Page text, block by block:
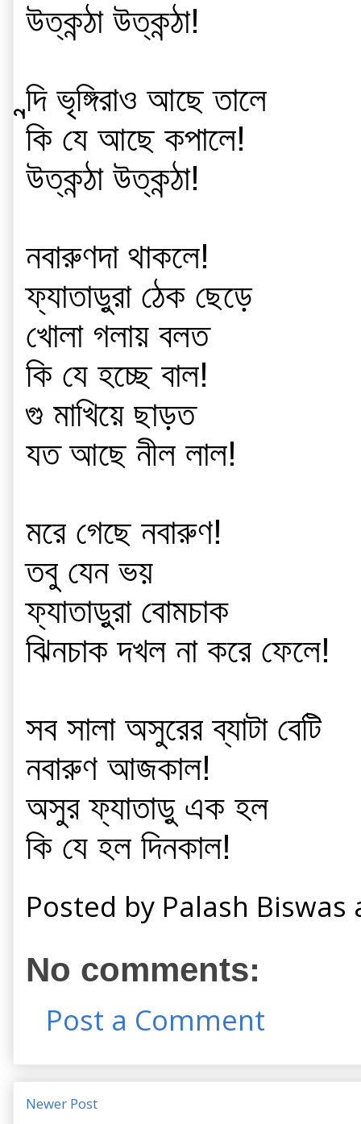
উত্কন্ঠা উত্কন্ঠা!
ন্ন্দি ভৃঙ্গিরাও আছে তালে
কি যে আছে কপালে!
উত্কন্ঠা উত্কন্ঠা!
নবারুণদা থাকলে!
ফ্যাতাড়ুরা ঠেক ছেড়ে
খোলা গলায় বলত
কি যে হচ্ছে বাল!
গু মাখিয়ে ছাড়ত
যত আছে নীল লাল!
মরে গেছে নবারুণ!
তবু যেন ভয়
ফ্যাতাড়ুরা বোমচাক
ঝিনচাক দখল না করে ফেলে!
সব সালা অসুরের ব্যাটা বেটি
নবারুণ আজকাল!
অসুর ফ্যাতাড়ু এক হল
কি যে হল দিনকাল!
Posted by Palash Biswas
No comments:
Post a Comment
Newer Post